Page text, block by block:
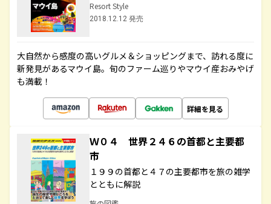
Resort Style
2018.12.12 発売
大自然から感度の高いグルメ＆ショッピングまで、訪れる度に
新発見があるマウイ島。旬のファーム巡りやマウイ産おみやげ
も満載！
詳細を見る
Ｗ０４ 世界２４６の首都と主要都
市
１９９の首都と４７の主要都市を旅の雑学
とともに解説